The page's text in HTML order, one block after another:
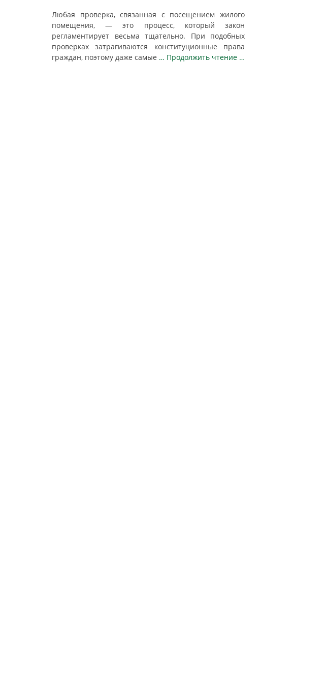
Любая проверка, связанная с посещением жилого
помещения, — это процесс, который закон
регламентирует весьма тщательно. При подобных
проверках затрагиваются конституционные права
граждан, поэтому даже самые … Продолжить чтение …